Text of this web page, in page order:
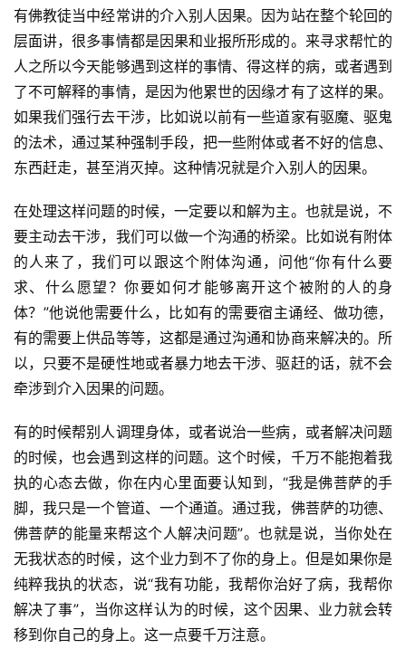
资
讯
八
点
音
高
僧
访
谈
心
菩
提
专
题
公
益
慈
善
有佛教徒当中经常讲的介入别人因果。因为站在整个轮回的
层面讲，很多事情都是因果和业报所形成的。来寻求帮忙的
人之所以今天能够遇到这样的事情、得这样的病，或者遇到
了不可解释的事情，是因为他累世的因缘才有了这样的果。
如果我们强行去干涉，比如说以前有一些道家有驱魔、驱鬼
的法术，通过某种强制手段，把一些附体或者不好的信息、
东西赶走，甚至消灭掉。这种情况就是介入别人的因果。
在处理这样问题的时候，一定要以和解为主。也就是说，不
要主动去干涉，我们可以做一个沟通的桥梁。比如说有附体
的人来了，我们可以跟这个附体沟通，问他“你有什么要
求、什么愿望？你要如何才能够离开这个被附的人的身
体？”他说他需要什么，比如有的需要宿主诵经、做功德，
有的需要上供品等等，这都是通过沟通和协商来解决的。所
以，只要不是硬性地或者暴力地去干涉、驱赶的话，就不会
牵涉到介入因果的问题。
有的时候帮别人调理身体，或者说治一些病，或者解决问题
的时候，也会遇到这样的问题。这个时候，千万不能抱着我
执的心态去做，你在内心里面要认知到，“我是佛菩萨的手
脚，我只是一个管道、一个通道。通过我，佛菩萨的功德、
佛菩萨的能量来帮这个人解决问题”。也就是说，当你处在
无我状态的时候，这个业力到不了你的身上。但是如果你是
纯粹我执的状态，说“我有功能，我帮你治好了病，我帮你
解决了事”，当你这样认为的时候，这个因果、业力就会转
移到你自己的身上。这一点要千万注意。